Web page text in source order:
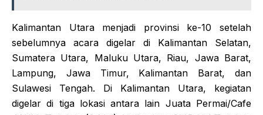
Kalimantan Utara menjadi provinsi ke-10 setelah
sebelumnya acara digelar di Kalimantan Selatan,
Sumatera Utara, Maluku Utara, Riau, Jawa Barat,
Lampung, Jawa Timur, Kalimantan Barat, dan
Sulawesi Tengah. Di Kalimantan Utara, kegiatan
digelar di tiga lokasi antara lain Juata Permai/Cafe